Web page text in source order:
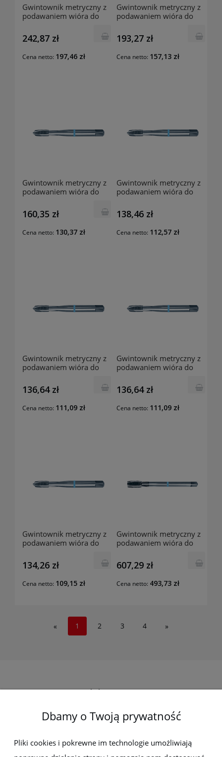
Gwintownik metryczny z
podawaniem wióra do
242,87 zł
Cena netto: 197,46 zł
Gwintownik metryczny z
podawaniem wióra do
193,27 zł
Cena netto: 157,13 zł
Gwintownik metryczny z
podawaniem wióra do
160,35 zł
Cena netto: 130,37 zł
Gwintownik metryczny z
podawaniem wióra do
138,46 zł
Cena netto: 112,57 zł
Gwintownik metryczny z
podawaniem wióra do
136,64 zł
Cena netto: 111,09 zł
Gwintownik metryczny z
podawaniem wióra do
136,64 zł
Cena netto: 111,09 zł
Gwintownik metryczny z
podawaniem wióra do
134,26 zł
Cena netto: 109,15 zł
Gwintownik metryczny z
podawaniem wióra do
607,29 zł
Cena netto: 493,73 zł
« 1 2 3 4 »
Elektro-met
Pomoc
Dostawa i płatności
Dbamy o Twoją prywatność
Pliki cookies i pokrewne im technologie umożliwiają